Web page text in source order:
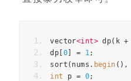
vector<int> dp( k +
dp [0] = 1 ;
sort ( nums . begin (),
int
p = 0;